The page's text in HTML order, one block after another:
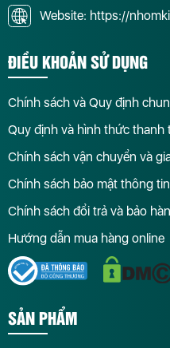
Website: https://
ĐIỀU KHOẢN SỬ DỤNG
Chính sách và Quy định
Quy định và hình thức thanh
Chính sách vận chuyển và
Chính sách bảo mật thông tin
Chính sách đổi trả và bảo
Hướng dẫn mua hàng online
SẢN PHẨM